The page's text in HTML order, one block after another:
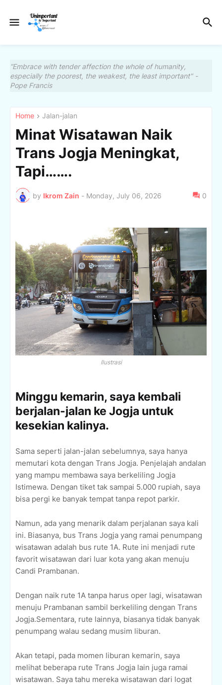
“Embrace with tender affection the whole of humanity,
especially the poorest, the weakest, the least important" -
Pope Francis
Home Jalan-jalan
Minat Wisatawan Naik
Trans Jogja Meningkat,
Tapi…….
by Ikrom Zain - Monday, July 06, 2026 0
Ilustrasi
Minggu kemarin, saya kembali
berjalan-jalan ke Jogja untuk
kesekian kalinya.
Sama seperti jalan-jalan sebelumnya, saya hanya
memutari kota dengan Trans Jogja. Penjelajah andalan
yang mampu membawa saya berkeliling Jogja
Istimewa. Dengan tiket tak sampai 5.000 rupiah, saya
bisa pergi ke banyak tempat tanpa repot parkir.
Namun, ada yang menarik dalam perjalanan saya kali
ini. Biasanya, bus Trans Jogja yang ramai penumpang
wisatawan adalah bus rute 1A. Rute ini menjadi rute
favorit wisatawan dari luar kota yang akan menuju
Candi Prambanan.
Dengan naik rute 1A tanpa harus oper lagi, wisatawan
menuju Prambanan sambil berkeliling dengan Trans
Jogja.Sementara, rute lainnya, biasanya tidak banyak
penumpang walau sedang musim liburan.
Akan tetapi, pada momen liburan kemarin, saya
melihat beberapa rute Trans Jogja lain juga ramai
wisatawan. Saya tahu mereka wisatawan dari logat